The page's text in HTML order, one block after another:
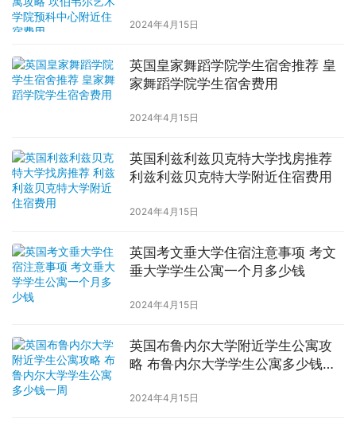
2024年4月15日
英国皇家舞蹈学院学生宿舍推荐 皇
家舞蹈学院学生宿舍费用
2024年4月15日
英国利兹利兹贝克特大学找房推荐
利兹利兹贝克特大学附近住宿费用
2024年4月15日
英国考文垂大学住宿注意事项 考文
垂大学学生公寓一个月多少钱
2024年4月15日
英国布鲁内尔大学附近学生公寓攻
略 布鲁内尔大学学生公寓多少钱一
2024年4月15日